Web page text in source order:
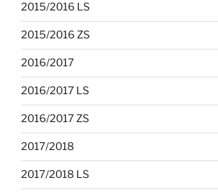
2015/2016 LS
2015/2016 ZS
2016/2017
2016/2017 LS
2016/2017 ZS
2017/2018
2017/2018 LS